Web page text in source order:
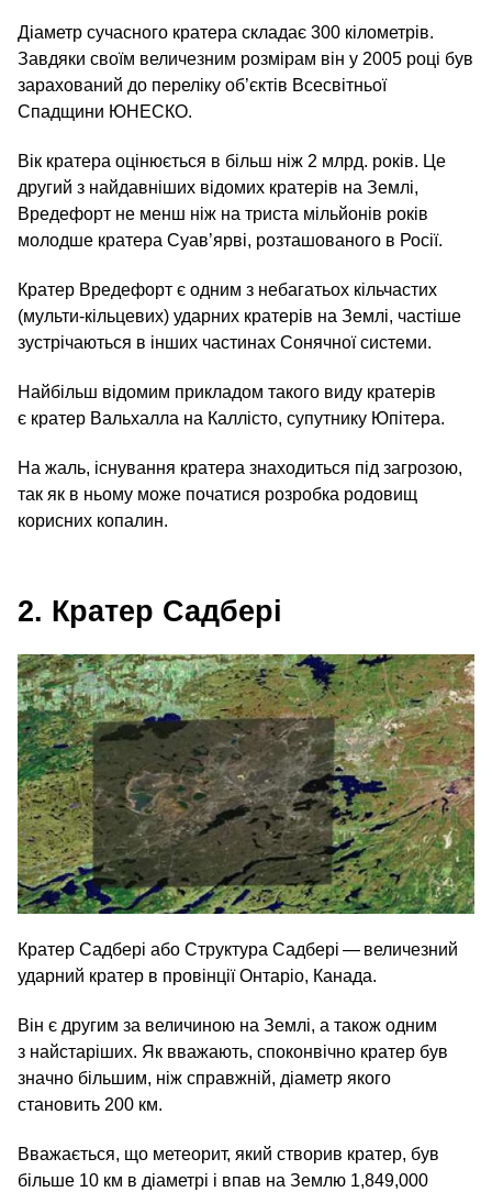
Діаметр сучасного кратера складає 300 кілометрів.
Завдяки своїм величезним розмірам він у 2005 році був
зарахований до переліку об’єктів Всесвітньої
Спадщини ЮНЕСКО.
Вік кратера оцінюється в більш ніж 2 млрд. років. Це
другий з найдавніших відомих кратерів на Землі,
Вредефорт нe менш ніж на триста мільйонів років
молодше кратера Суав’ярві, розташованого в Росії.
Кратер Вредефорт є одним з небагатьох кільчастих
(мульти-кільцевих) ударних кратерів на Землі, частіше
зустрічаються в інших частинах Сонячної системи.
Найбільш відомим прикладом такого виду кратерів
є кратер Вальхалла на Каллісто, супутнику Юпітера.
На жаль, існування кратера знаходиться під загрозою,
так як в ньому може початися розробка родовищ
корисних копалин.
2. Кратер Садбері
Кратер Садбері або Структура Садбері — величезний
ударний кратер в провінції Онтаріо, Канада.
Він є другим за величиною на Землі, а також одним
з найстаріших. Як вважають, споконвічно кратер був
значно більшим, ніж справжній, діаметр якого
становить 200 км.
Вважається, що метеорит, який створив кратер, був
більше 10 км в діаметрі і впав на Землю 1,849,000